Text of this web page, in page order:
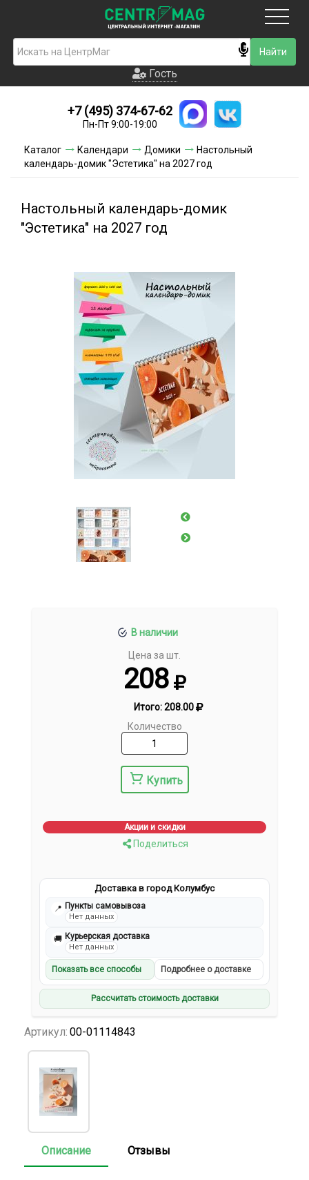
Гость
Новинки
Условия доставки
Контакты
Акции и скидки
Гость
+7 (495) 374-67-62
Пн-Пт 9:00-19:00
Каталог Календари Домики
Настольный
календарь-домик "Эстетика" на 2027 год
Настольный календарь-домик
"Эстетика" на 2027 год
В наличии
Цена за шт.
208
Итого:208.00
Количество
Купить
Акции и скидки
Поделиться
Доставка в город Колумбус
📍 Пункты самовывоза
Нет данных
🚚 Курьерская доставка
Нет данных
Показать все способы Подробнее о доставке
Рассчитать стоимость доставки
Артикул: 00-01114843
Описание Отзывы